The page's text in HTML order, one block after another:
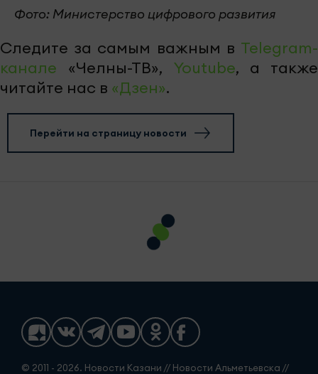
Фото: Министерство цифрового развития
Следите за самым важным в Telegram-
канале «Челны-ТВ», Youtube, а также
читайте нас в «Дзен».
Перейти на страницу новости
© 2011 - 2026. Новости Казани // Новости Альметьевска //